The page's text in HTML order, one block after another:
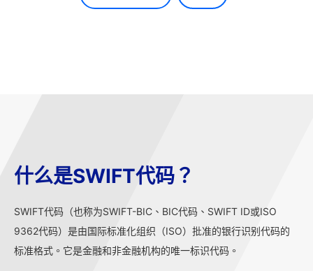
什么是SWIFT代码？
SWIFT代码（也称为SWIFT-BIC、BIC代码、SWIFT ID或ISO
9362代码）是由国际标准化组织（ISO）批准的银行识别代码的
标准格式。它是金融和非金融机构的唯一标识代码。